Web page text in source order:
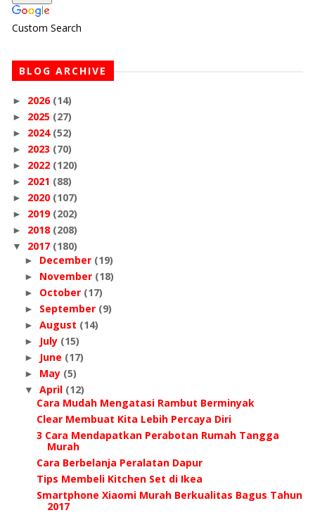
Custom Search
BLOG ARCHIVE
► 2026 (14)
► 2025 (27)
► 2024 (52)
► 2023 (70)
► 2022 (120)
► 2021 (88)
► 2020 (107)
► 2019 (202)
► 2018 (208)
▼ 2017 (180)
► December (19)
► November (18)
► October (17)
► September (9)
► August (14)
► July (15)
► June (17)
► May (5)
▼ April (12)
Cara Mudah Mengatasi Rambut Berminyak
Clear Membuat Kita Lebih Percaya Diri
3 Cara Mendapatkan Perabotan Rumah Tangga
Murah
Cara Berbelanja Peralatan Dapur
Tips Membeli Kitchen Set di Ikea
Smartphone Xiaomi Murah Berkualitas Bagus Tahun
2017